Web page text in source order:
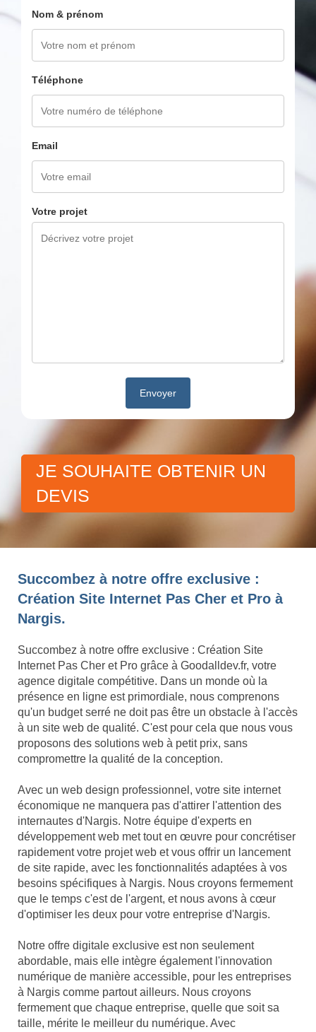
Nom & prénom
Téléphone
Email
Votre projet
JE SOUHAITE OBTENIR UN
DEVIS
Succombez à notre offre exclusive :
Création Site Internet Pas Cher et Pro à
Nargis.
Succombez à notre offre exclusive : Création Site
Internet Pas Cher et Pro grâce à Goodalldev.fr, votre
agence digitale compétitive. Dans un monde où la
présence en ligne est primordiale, nous comprenons
qu'un budget serré ne doit pas être un obstacle à l'accès
à un site web de qualité. C'est pour cela que nous vous
proposons des solutions web à petit prix, sans
compromettre la qualité de la conception.
Avec un web design professionnel, votre site internet
économique ne manquera pas d'attirer l'attention des
internautes d'Nargis. Notre équipe d'experts en
développement web met tout en œuvre pour concrétiser
rapidement votre projet web et vous offrir un lancement
de site rapide, avec les fonctionnalités adaptées à vos
besoins spécifiques à Nargis. Nous croyons fermement
que le temps c'est de l'argent, et nous avons à cœur
d'optimiser les deux pour votre entreprise d'Nargis.
Notre offre digitale exclusive est non seulement
abordable, mais elle intègre également l'innovation
numérique de manière accessible, pour les entreprises
à Nargis comme partout ailleurs. Nous croyons
fermement que chaque entreprise, quelle que soit sa
taille, mérite le meilleur du numérique. Avec